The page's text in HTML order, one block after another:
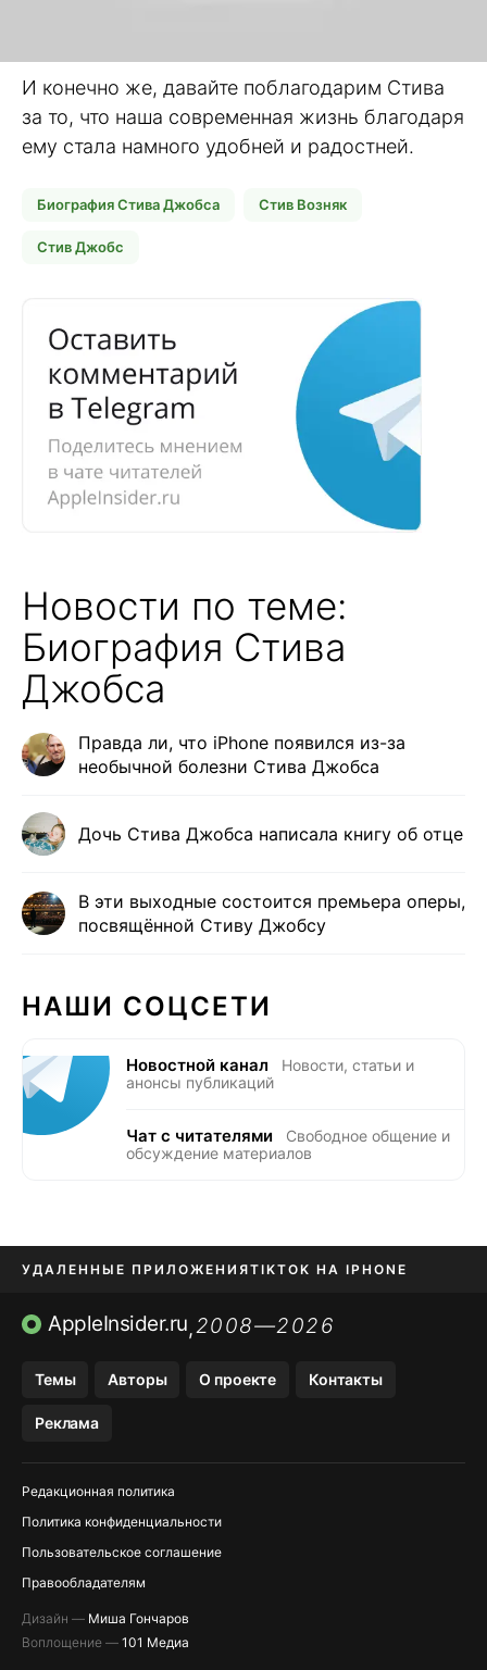
И конечно же, давайте поблагодарим Стива
за то, что наша современная жизнь благодаря
ему стала намного удобней и радостней.
Биография Стива Джобса Стив Возняк
Стив Джобс
Новости по теме:
Биография Стива
Джобса
Правда ли, что iPhone появился из-за
необычной болезни Стива Джобса
Дочь Стива Джобса написала книгу об отце
В эти выходные состоится премьера оперы,
посвящённой Стиву Джобсу
НАШИ СОЦСЕТИ
Новостной канал
Новости, статьи и
анонсы публикаций
Чат с читателями
Свободное общение и
обсуждение материалов
УДАЛЕННЫЕ ПРИЛОЖЕНИЯTIKTOK НА IPHONE
ПРИЛОЖЕНИЯ БЕЗ APP STORE
AppleInsider.ru,2008—2026
Темы Авторы О проекте Контакты
Реклама
Редакционная политика
Политика конфиденциальности
Пользовательское соглашение
Правообладателям
Дизайн — Миша Гончаров
Воплощение — 101 Медиа